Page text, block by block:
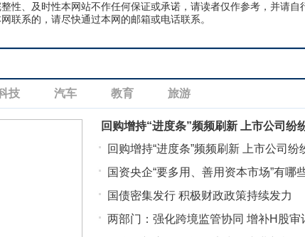
性、及时性本网站不作任何保证或承诺，请读者仅作参考，并请自
联系的，请尽快通过本网的邮箱或电话联系。
技 汽车 教育 旅游
回购增持“进度条”频频刷新 上市公司纷
手稳预期
回购增持“进度条”频频刷新 上市公司纷
国资央企“要多用、善用资本市场”有哪
国债密集发行 积极财政政策持续发力
两部门：强化跨境监管协同 增补H股审